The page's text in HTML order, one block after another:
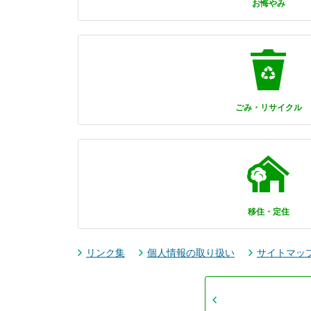
お悔やみ
ごみ・リサイクル
移住・定住
リンク集 個人情報の取り扱い サイトマッ